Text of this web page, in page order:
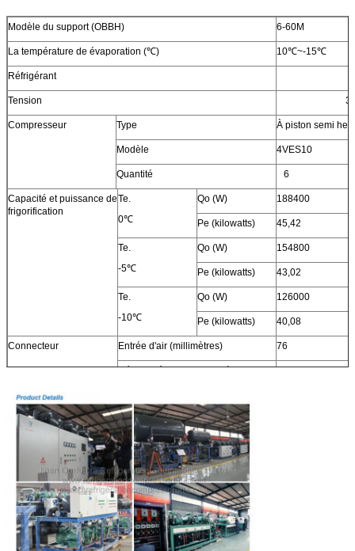
H (millimètre) 1800
Modèle du support (OBBH) 6-60M
La température de évaporation (℃) 10℃~-15℃
Réfrigérant
Tension
Compresseur Type À piston semi
Modèle 4VES10
Quantité 6
Capacité et puissance de
frigorification
Te.
0℃
Qo (W) 188400
Pe (kilowatts) 45,42
Te.
-5℃
Qo (W) 154800
Pe (kilowatts) 43,02
Te.
-10℃
Qo (W) 126000
Pe (kilowatts) 40,08
Connecteur Entrée d'air (millimètres) 76
Débouché liquide (millimètre) 35
Admission liquide (millimètre)
Dimension hors-tout L (millimètre)
W (millimètre)
H (millimètre)